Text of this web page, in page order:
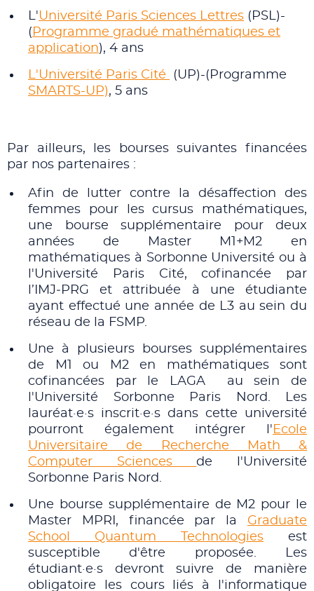
L'Université Paris Sciences Lettres (PSL)-
( Programme gradué mathématiques et
application), 4 ans
L'Université Paris Cité
(UP)-(Programme
SMARTS-UP), 5 ans
Par ailleurs, les bourses suivantes financées
par nos partenaires :
Afin de lutter contre la désaffection des
femmes pour les cursus mathématiques,
une bourse supplémentaire pour deux
années de Master M1+M2 en
mathématiques à Sorbonne Université ou à
l'Université Paris Cité, cofinancée par
l’IMJ‑PRG et attribuée à une étudiante
ayant effectué une année de L3 au sein du
réseau de la FSMP.
Une à plusieurs bourses supplémentaires
de M1 ou M2 en mathématiques sont
cofinancées par le LAGA au sein de
l'Université Sorbonne Paris Nord. Les
lauréat·e·s inscrit·e·s dans cette université
pourront également intégrer l' Ecole
Universitaire de Recherche Math &
Computer Sciencesde l'Université
Sorbonne Paris Nord.
Une bourse supplémentaire de M2 pour le
Master MPRI, financée par la Graduate
School Quantum Technologies est
susceptible d'être proposée. Les
étudiant·e·s devront suivre de manière
obligatoire les cours liés à l'informatique